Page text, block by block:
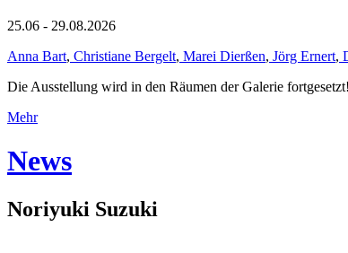
25.06 - 29.08.2026
Anna Bart, Christiane Bergelt, Marei Dierßen, Jörg Ernert,
Die Ausstellung wird in den Räumen der Galerie
Mehr
News
Noriyuki Suzuki